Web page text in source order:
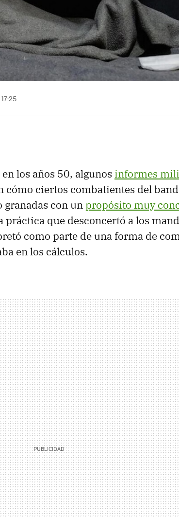
en los años 50, algunos informes
cómo ciertos combatientes del
con unpropósito muy
práctica que desconcertó a los
como parte de una forma de
en los cálculos.